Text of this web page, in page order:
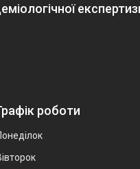
роботи